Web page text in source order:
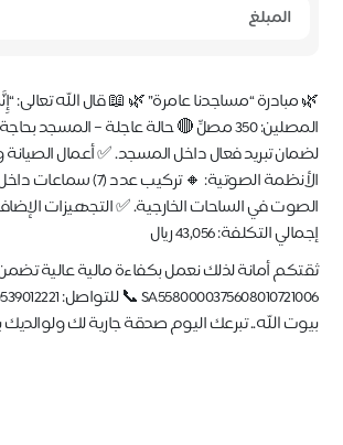
🌿 مبادرة “مساجدنا عامرة” 🌿 📖 قال الله تعالى:
لضمان تبريد فعال داخل المسجد. ✅ أعمال
إجمالي التكلفة: 43,056 ريال
بيوت الله.. تبرعك اليوم صدقة جارية لك ولوالديك